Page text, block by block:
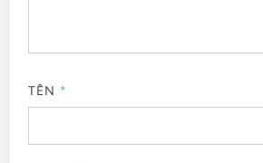
TÊN *